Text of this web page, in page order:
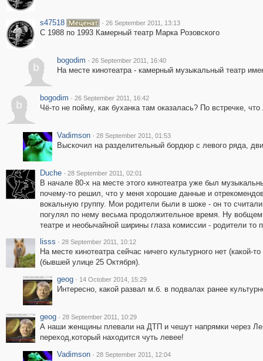
s47518 · 26 September 2011, 13:13
С 1988 по 1993 Камерный театр Марка Розовского
b
bogodim · 26 September 2011, 16:40
На месте кинотеатра - камерный музыкальный театр
b
bogodim · 26 September 2011, 16:42
Чё-то не пойму, как буханка там оказалась? По встречке,
Vadimson · 28 September 2011, 01:53
Выскочил на разделительный бордюр с левого ряда,
Duche · 28 September 2011, 02:01
В начале 80-х на месте этого кинотеатра уже был
почему-то решил, что у меня хорошие данные и
вокальную группу. Мои родители были в шоке - он то
погулял по нему весьма продолжительное время. Ну
театре и необычайной ширины глаза комиссии - родители то
lisss · 28 September 2011, 10:12
На месте кинотеатра сейчас ничего культурного нет (какой-
(бывшей улице 25 Октября).
geog · 14 October 2014, 15:29
Интересно, какой развал м.б. в подвалах ранее
geog · 28 September 2011, 10:29
А наши женщины плевали на ДТП и чешут напрямки через
переход,который находится чуть левее!
Vadimson · 28 September 2011, 12:04